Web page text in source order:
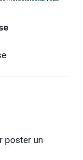
poster un